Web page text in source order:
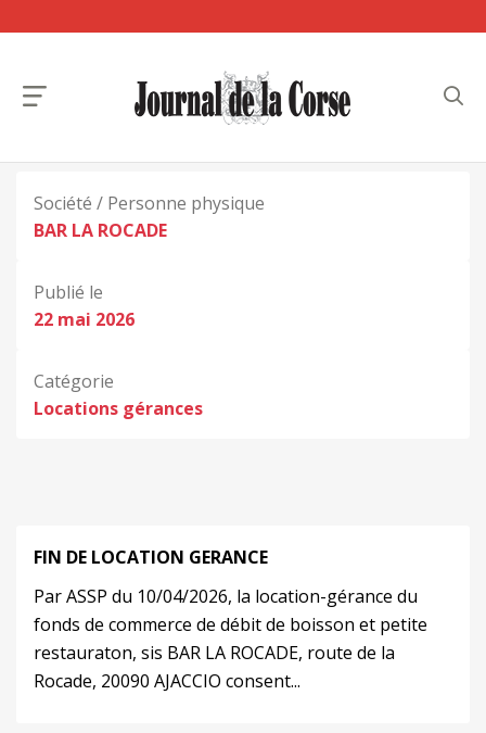
Société / Personne physique
BAR LA ROCADE
Publié le
22 mai 2026
Catégorie
Locations gérances
FIN DE LOCATION GERANCE
Par ASSP du 10/04/2026, la location-gérance du
fonds de commerce de débit de boisson et petite
restauraton, sis BAR LA ROCADE, route de la
Rocade, 20090 AJACCIO consent...